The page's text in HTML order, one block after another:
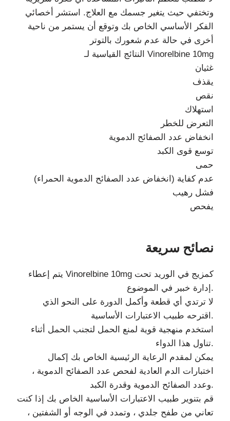
وتختفي حيث يتغير جسمك مع العلاج. استشر أخصائي
الفكر الأساسي الخاص بك وتوقع أن يستمر من ناحية
أخرى في حالة عدم شعورك بالتوتر
النتائج القياسية لـ Vinorelbine 10mg
غثيان
يقذف
نقص
استهلاك
التعرض للخطر
انخفاض عدد الصفائح الدموية
توسع قوى الكبد
حمى
عدم كفاية (انخفاض عدد الصفائح الدموية الحمراء)
فشل رهيب
يفحص
نصائح سريعة
يتم إعطاء Vinorelbine 10mg كمزيج في الوريد تحت
إدارة خبير في الموضوع.
لا ترتدي أي قطعة وأكمل الدورة على النحو الذي
اقترحه طبيب الاعتبارات الأساسية.
استخدم منهجية قوية لمنع الحمل لتجنب الحمل أثناء
تناول هذا الدواء.
يمكن لمقدم الرعاية الرئيسية الخاص بك إكمال
اختبارات الدم العادية لفحص عدد الصفائح الدموية ،
وعدد الصفائح الدموية وقدرة الكبد.
قم بتنوير طبيب الاعتبارات الأساسية الخاص بك إذا كنت
تعاني من طفح جلدي ، وتمدد في الوجه أو الشفتين ،